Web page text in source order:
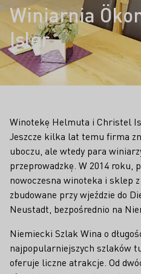
Winiarnia
Isler
Winotekę Helmuta i Christel
Jeszcze kilka lat temu firma
uboczu, ale wtedy para
przeprowadzkę. W 2014 roku,
nowoczesna winoteka i sklep
zbudowane przy wjeździe do
Neustadt, bezpośrednio na
Niemiecki Szlak Wina o
najpopularniejszych szlaków
oferuje liczne atrakcje. Od